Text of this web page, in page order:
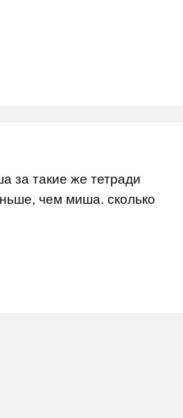
за такие же тетради
чем миша. сколько